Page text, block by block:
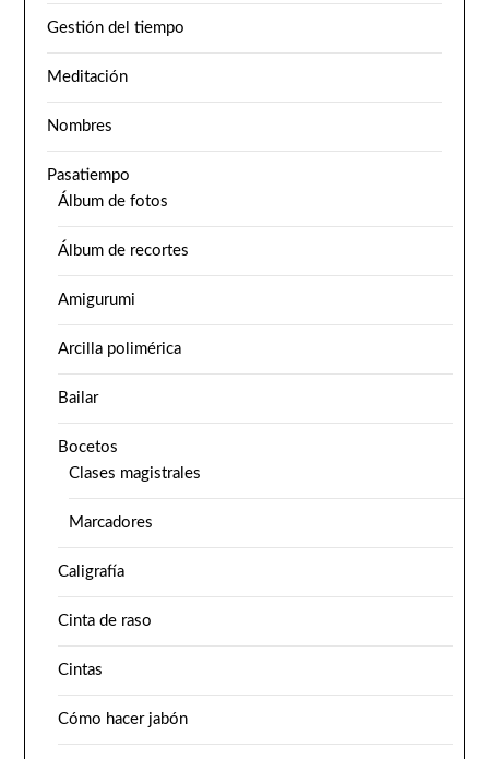
Gestión del tiempo
Meditación
Nombres
Pasatiempo
Álbum de fotos
Álbum de recortes
Amigurumi
Arcilla polimérica
Bailar
Bocetos
Clases magistrales
Marcadores
Caligrafía
Cinta de raso
Cintas
Cómo hacer jabón